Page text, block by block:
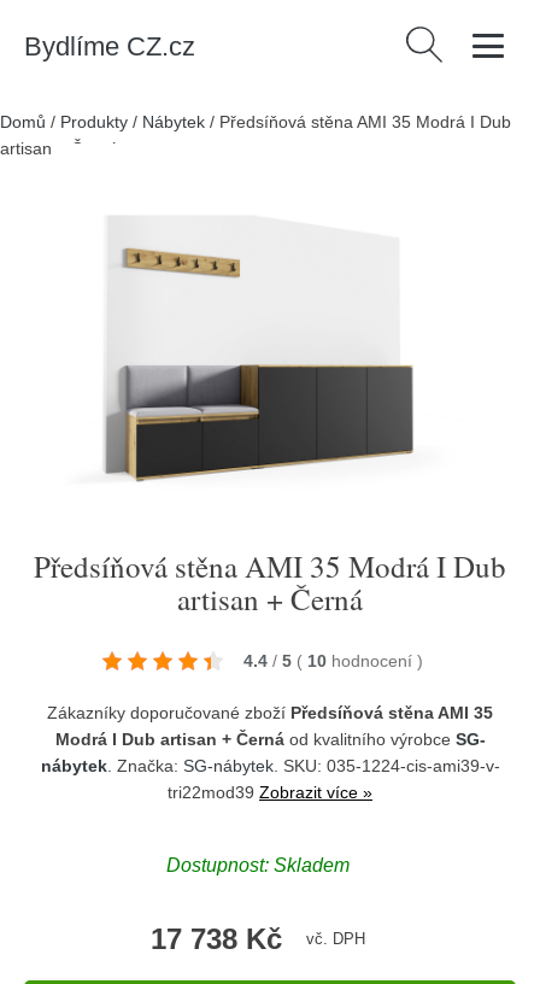
Bydlíme CZ.cz Vyhledávání
Domů / Produkty / Nábytek / Předsíňová stěna AMI 35 Modrá I Dub
artisan + Černá
Předsíňová stěna AMI 35 Modrá I Dub
artisan + Černá
4.4 / 5 ( 10 hodnocení )
Zákazníky doporučované zboží Předsíňová stěna AMI 35
Modrá I Dub artisan + Černáod kvalitního výrobce SG-
nábytek. Značka: SG-nábytek. SKU: 035-1224-cis-ami39-v-
tri22mod39 Zobrazit více »
Dostupnost: Skladem
17 738 Kč vč. DPH